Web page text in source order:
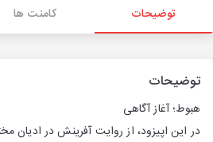
توضیحات کامنت ها
توضیحات
هبوط؛ آغاز آگاهی
در این اپیزود، از روایت آفرینش در ادیان